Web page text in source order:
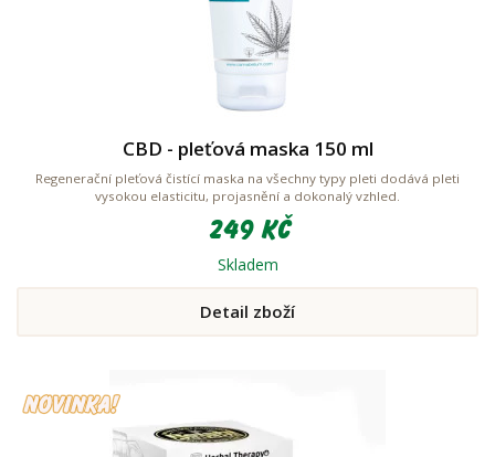
CBD - pleťová maska 150 ml
Regenerační pleťová čistící maska na všechny typy pleti dodává pleti
vysokou elasticitu, projasnění a dokonalý vzhled.
249 Kč
Skladem
Detail zboží